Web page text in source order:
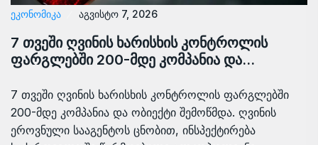
ᲔᲙᲝᲜᲝᲛᲘᲙᲐ აგვისტო 7, 2026
7 თვეში ღვინის ხარისხის კონტროლის
ფარგლებში 200-მდე კომპანია და…
7 თვეში ღვინის ხარისხის კონტროლის ფარგლებში
200-მდე კომპანია და ობიექტი შემოწმდა. ღვინის
ეროვნული სააგენტოს ცნობით, ინსპექტირება